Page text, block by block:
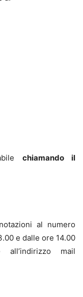
chiamando il
al numero
e dalle ore 14.00
mail